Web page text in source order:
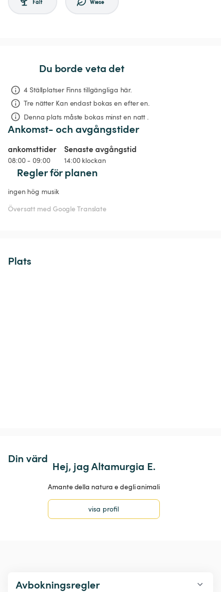
Du borde veta det
4 Ställplatser Finns tillgängliga här.
Tre nätter Kan endast bokas en efter en.
Denna plats måste bokas minst en natt .
Ankomst- och avgångstider
ankomsttider
08:00 - 09:00
Senaste avgångstid
14:00 klockan
Regler för planen
ingen hög musik
Översatt med Google Translate
Plats
Din värd
Hej, jag Altamurgia E.
Amante della natura e degli animali
visa profil
Avbokningsregler